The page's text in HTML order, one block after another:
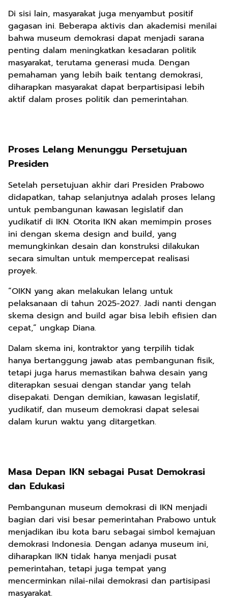
Di sisi lain, masyarakat juga menyambut positif
gagasan ini. Beberapa aktivis dan akademisi menilai
bahwa museum demokrasi dapat menjadi sarana
penting dalam meningkatkan kesadaran politik
masyarakat, terutama generasi muda. Dengan
pemahaman yang lebih baik tentang demokrasi,
diharapkan masyarakat dapat berpartisipasi lebih
aktif dalam proses politik dan pemerintahan.
Proses Lelang Menunggu Persetujuan
Presiden
Setelah persetujuan akhir dari Presiden Prabowo
didapatkan, tahap selanjutnya adalah proses lelang
untuk pembangunan kawasan legislatif dan
yudikatif di IKN. Otorita IKN akan memimpin proses
ini dengan skema design and build, yang
memungkinkan desain dan konstruksi dilakukan
secara simultan untuk mempercepat realisasi
proyek.
“OIKN yang akan melakukan lelang untuk
pelaksanaan di tahun 2025-2027. Jadi nanti dengan
skema design and build agar bisa lebih efisien dan
cepat,” ungkap Diana.
Dalam skema ini, kontraktor yang terpilih tidak
hanya bertanggung jawab atas pembangunan fisik,
tetapi juga harus memastikan bahwa desain yang
diterapkan sesuai dengan standar yang telah
disepakati. Dengan demikian, kawasan legislatif,
yudikatif, dan museum demokrasi dapat selesai
dalam kurun waktu yang ditargetkan.
Masa Depan IKN sebagai Pusat Demokrasi
dan Edukasi
Pembangunan museum demokrasi di IKN menjadi
bagian dari visi besar pemerintahan Prabowo untuk
menjadikan ibu kota baru sebagai simbol kemajuan
demokrasi Indonesia. Dengan adanya museum ini,
diharapkan IKN tidak hanya menjadi pusat
pemerintahan, tetapi juga tempat yang
mencerminkan nilai-nilai demokrasi dan partisipasi
masyarakat.